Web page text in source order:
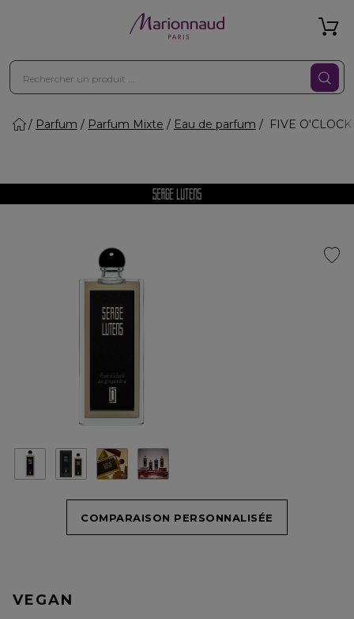
Parfum Parfum Mixte Eau de parfum FIVE
COMPARAISON PERSONNALISÉE
VEGAN